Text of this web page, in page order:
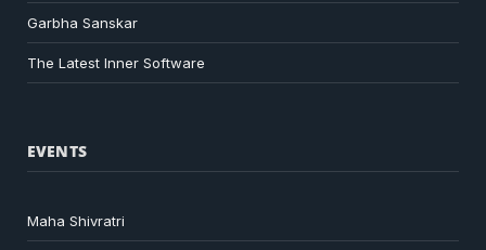
Garbha Sanskar
The Latest Inner Software
EVENTS
Maha Shivratri